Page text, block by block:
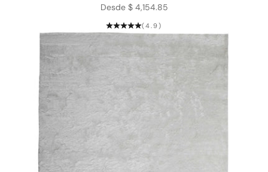
Precio de oferta
Desde $ 4,154.85
(4.9)